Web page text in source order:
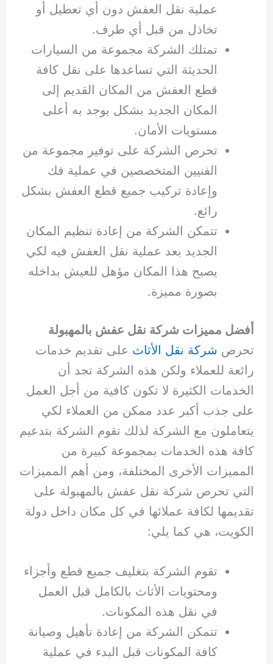
عملية نقل العفش دون أي تعطيل أو
تخاذل من قبل أي طرف.
تمتلك الشركة مجموعة من السيارات
الحديثة التي تساعدها على نقل كافة
قطع العفش من المكان القديم إلى
المكان الجديد بشكل يوجد به أعلى
مستويات الأمان.
تحرص الشركة على توفير مجموعة من
الفنيين المتخصصين في عملية فك
وإعادة تركيب جميع قطع العفش بشكل
رائع.
تتمكن الشركة من إعادة تنظيم المكان
الجديد بعد عملية نقل العفش فيه لكي
يصبح هذا المكان مؤهل للعيش بداخله
بصورة مميزة.
أفضل مميزات شركة نقل عفش بالمهبولة
تحرص شركة نقل الأثاث على تقديم خدمات
رائعة للعملاء ولكن هذه الشركة تجد أن
الخدمات الكثيرة لا تكون كافية من أجل العمل
على جذب أكبر عدد ممكن من العملاء لكي
يتعاملون مع الشركة لذلك تقوم الشركة بتدعيم
كافة هذه الخدمات بمجموعة كبيرة من
المميزات الأخرى المختلفة، ومن أهم المميزات
التي تحرص شركة نقل عفش بالمهبولة على
تقديمها لكافة عملائها في كل مكان داخل دولة
الكويت، هي كما يلي:
تقوم الشركة بتغليف جميع قطع وأجزاء
ومحتويات الأثاث بالكامل قبل العمل
في نقل هذه المكونات.
تتمكن الشركة من إعادة تأهيل وصيانة
كافة المكونات قبل البدء في عملية